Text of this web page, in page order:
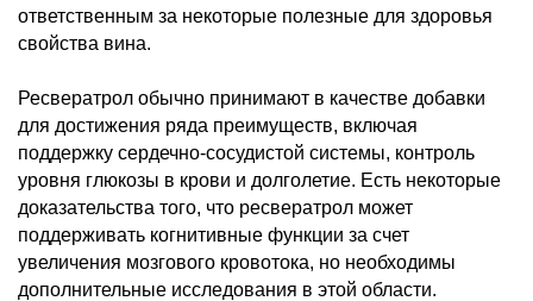
ответственным за некоторые полезные для здоровья
свойства вина.
Ресвератрол обычно принимают в качестве добавки
для достижения ряда преимуществ, включая
поддержку сердечно-сосудистой системы, контроль
уровня глюкозы в крови и долголетие. Есть некоторые
доказательства того, что ресвератрол может
поддерживать когнитивные функции за счет
увеличения мозгового кровотока, но необходимы
дополнительные исследования в этой области.